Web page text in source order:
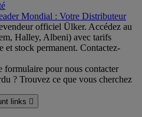
Mondial : Votre Distributeur
officiel Ülker. Accédez au
Halley, Albeni) avec tarifs
et stock permanent. Contactez-
formulaire pour nous contacter
? Trouvez ce que vous cherchez
links 